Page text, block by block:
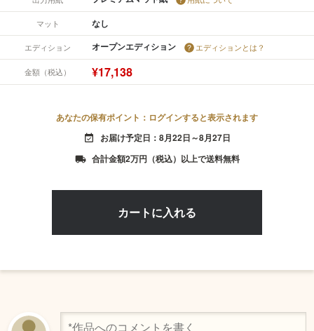
マット なし
エディション オープンエディション エディションとは？
金額（税込） ¥17,138
あなたの保有ポイント：ログインすると表示されます
event_available お届け予定日：8月22日～8月27日
local_shipping 合計金額2万円（税込）以上で送料無料